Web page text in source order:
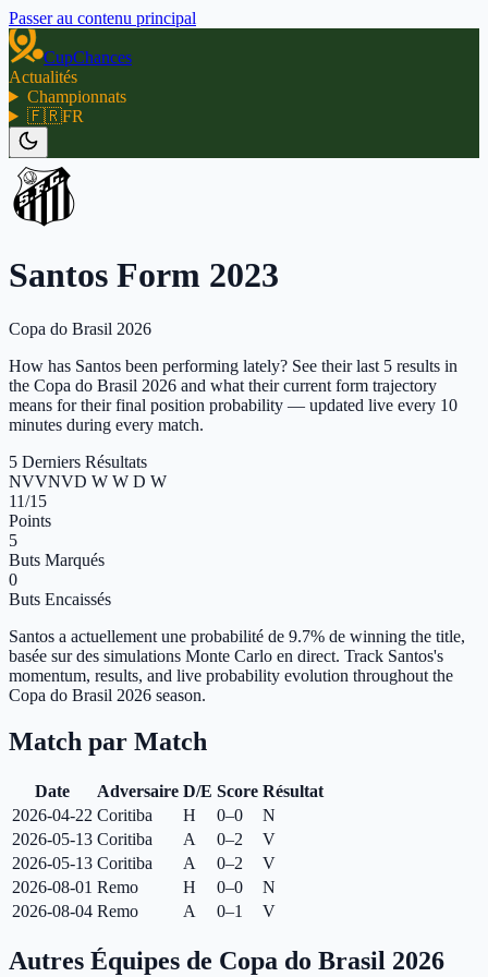
Passer au contenu principal
CupChances
Actualités
Championnats
🇫🇷FR
Santos Form 2023
Copa do Brasil 2026
How has Santos been performing lately? See their last 5 results in
the Copa do Brasil 2026 and what their current form trajectory
means for their final position probability — updated live every 10
minutes during every match.
5 Derniers Résultats
NVVNVD W W D W
11/15
Points
5
Buts Marqués
0
Buts Encaissés
Santos a actuellement une probabilité de 9.7% de winning the title,
basée sur des simulations Monte Carlo en direct. Track Santos's
momentum, results, and live probability evolution throughout the
Copa do Brasil 2026 season.
Match par Match
Date Adversaire D/E Score Résultat
2026-04-22 Coritiba H 0–0
N
2026-05-13 Coritiba A 0–2
V
2026-05-13 Coritiba A 0–2
V
2026-08-01 Remo H 0–0
N
2026-08-04 Remo A 0–1 V
Autres Équipes de Copa do Brasil 2026